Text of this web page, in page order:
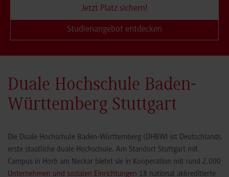
Jetzt Platz sichern!
Studienangebot entdecken
Duale Hochschule Baden-
Württemberg Stuttgart
Die Duale Hochschule Baden-Württemberg (DHBW) ist Deutschlands
erste staatliche duale Hochschule. Am Standort Stuttgart mit
Campus in Horb am Neckar bietet sie in Kooperation mit rund 2.000
Unternehmen und sozialen Einrichtungen 18 national akkreditierte